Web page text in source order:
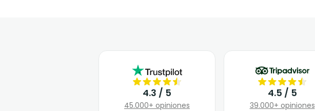
4.3 / 5
45.000+ opiniones
4.5 / 5
39.000+ opiniones